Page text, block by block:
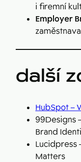
i firemní
Employer
další
HubSpot –
99Designs
Brand
Lucidpress
Matters